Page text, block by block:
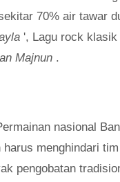
70% air tawar
', Lagu rock
Majnun .
nasional
harus menghindari
pengobatan